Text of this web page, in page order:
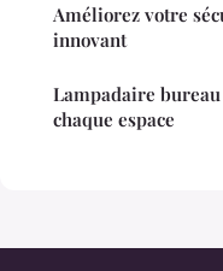
Améliorez votre
innovant
Lampadaire
chaque espace